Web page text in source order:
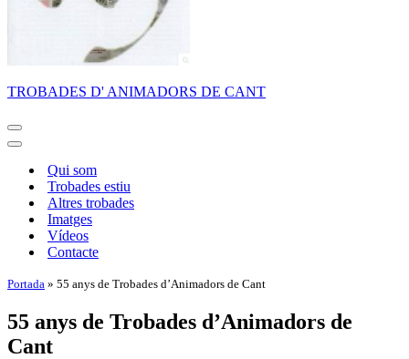
TROBADES D' ANIMADORS DE CANT
Menú
de
Menú
navegaciónQui som
Trobades estiu
Altres trobades
Imatges
Vídeos
Contacte
Portada » 55 anys de Trobades d’Animadors de Cant
55 anys de Trobades d’Animadors de
Cant